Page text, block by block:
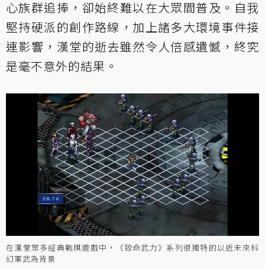
心族群追捧，卻始終難以在大眾間普及。自我
堅持硬派的創作路線，加上諸多大環境事件接
連影響，漢堂的逝去雖然令人倍感遺憾，終究
是毫不意外的結果。
在漢堂眾多經典戰棋遊戲中，《致命武力》系列很獨特的以近未來科
幻軍武為背景